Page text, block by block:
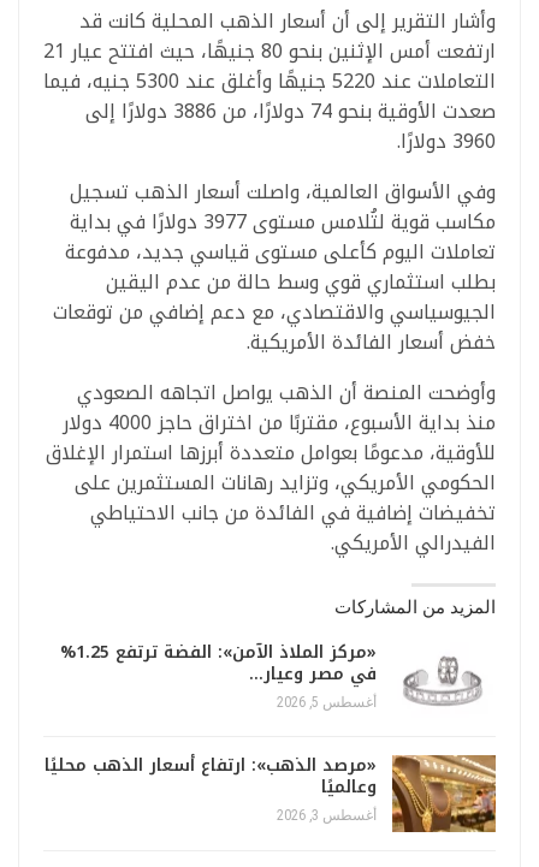
وأشار التقرير إلى أن أسعار الذهب المحلية كانت قد
ارتفعت أمس الإثنين بنحو 80 جنيهًا، حيث افتتح عيار 21
التعاملات عند 5220 جنيهًا وأغلق عند 5300 جنيه، فيما
صعدت الأوقية بنحو 74 دولارًا، من 3886 دولارًا إلى
3960 دولارًا.
وفي الأسواق العالمية، واصلت أسعار الذهب تسجيل
مكاسب قوية لتُلامس مستوى 3977 دولارًا في بداية
تعاملات اليوم كأعلى مستوى قياسي جديد، مدفوعة
بطلب استثماري قوي وسط حالة من عدم اليقين
الجيوسياسي والاقتصادي، مع دعم إضافي من توقعات
خفض أسعار الفائدة الأمريكية.
وأوضحت المنصة أن الذهب يواصل اتجاهه الصعودي
منذ بداية الأسبوع، مقتربًا من اختراق حاجز 4000 دولار
للأوقية، مدعومًا بعوامل متعددة أبرزها استمرار الإغلاق
الحكومي الأمريكي، وتزايد رهانات المستثمرين على
تخفيضات إضافية في الفائدة من جانب الاحتياطي
الفيدرالي الأمريكي.
المزيد من المشاركات
«مركز الملاذ الآمن»: الفضة ترتفع 1.25%
في مصر وعيار…
أغسطس 5, 2026
«مرصد الذهب»: ارتفاع أسعار الذهب محليًا
وعالميًا
أغسطس 3, 2026